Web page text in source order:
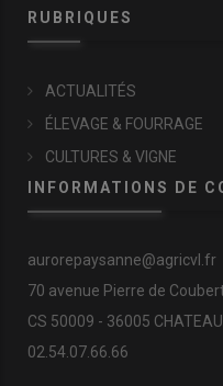
RUBRIQUES
ACTUALITÉS
ÉLEVAGE & FOURRAGE
CULTURES & VIGNE
INFORMATIONS DE
aurorepaysanne@agricvl.fr
70 avenue Pierre de
CS 50009 - 36005
02.54.07.66.66